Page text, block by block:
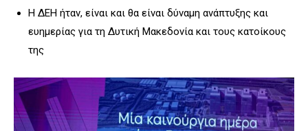
Η ΔΕΗ ήταν, είναι και θα είναι δύναμη ανάπτυξης και
ευημερίας για τη Δυτική Μακεδονία και τους κατοίκους
της